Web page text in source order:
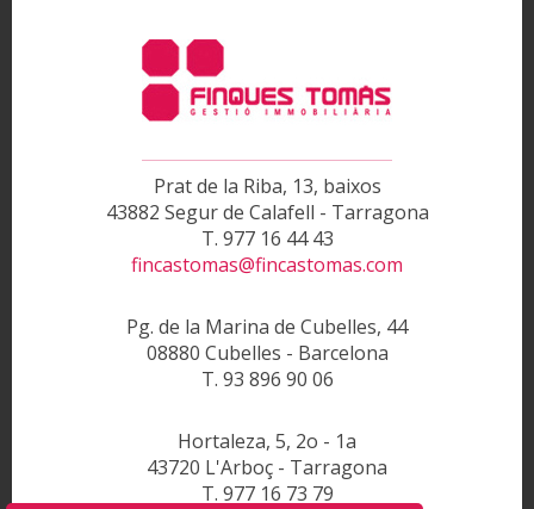
Prat de la Riba, 13, baixos
43882 Segur de Calafell - Tarragona
T. 977 16 44 43
fincastomas@fincastomas.com
Pg. de la Marina de Cubelles, 44
08880 Cubelles - Barcelona
T. 93 896 90 06
Hortaleza, 5, 2o - 1a
43720 L'Arboç - Tarragona
T. 977 16 73 79